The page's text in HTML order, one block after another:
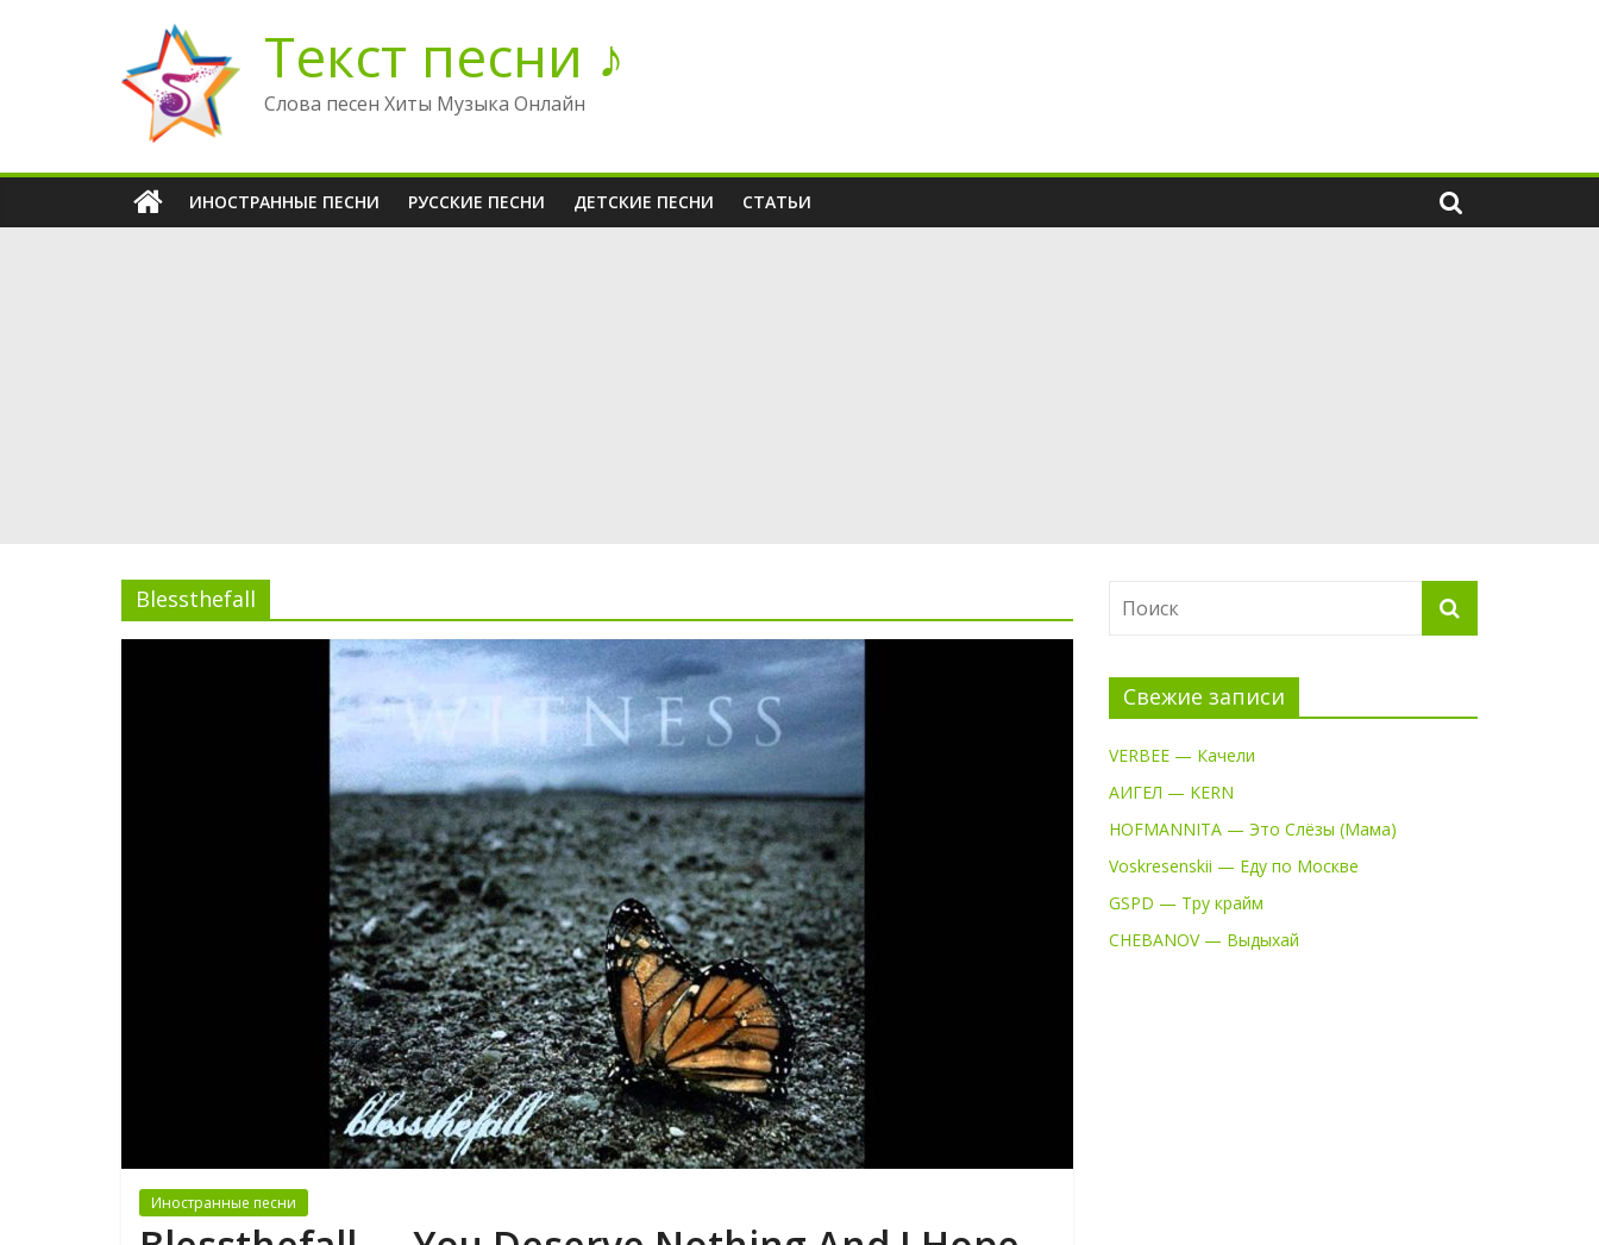
содержимому
Текст песни ♪
Слова песен Хиты Музыка Онлайн
ИНОСТРАННЫЕ ПЕСНИ РУССКИЕ ПЕСНИ ДЕТСКИЕ ПЕСНИ СТАТЬИ
Blessthefall
Иностранные песни
Свежие записи
VERBEE — Качели
АИГЕЛ — KERN
HOFMANNITA — Это Слёзы (Мама)
Voskresenskii — Еду по Москве
GSPD — Тру крайм
CHEBANOV — Выдыхай